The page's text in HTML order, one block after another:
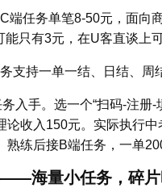
端任务单笔8-50元，面向
能只有3元，在U客直谈上
支持一单一结、日结、
入手。选一个“扫码-注册
论收入150元。实际执行
熟练后接B端任务，一单
海量小任务，碎